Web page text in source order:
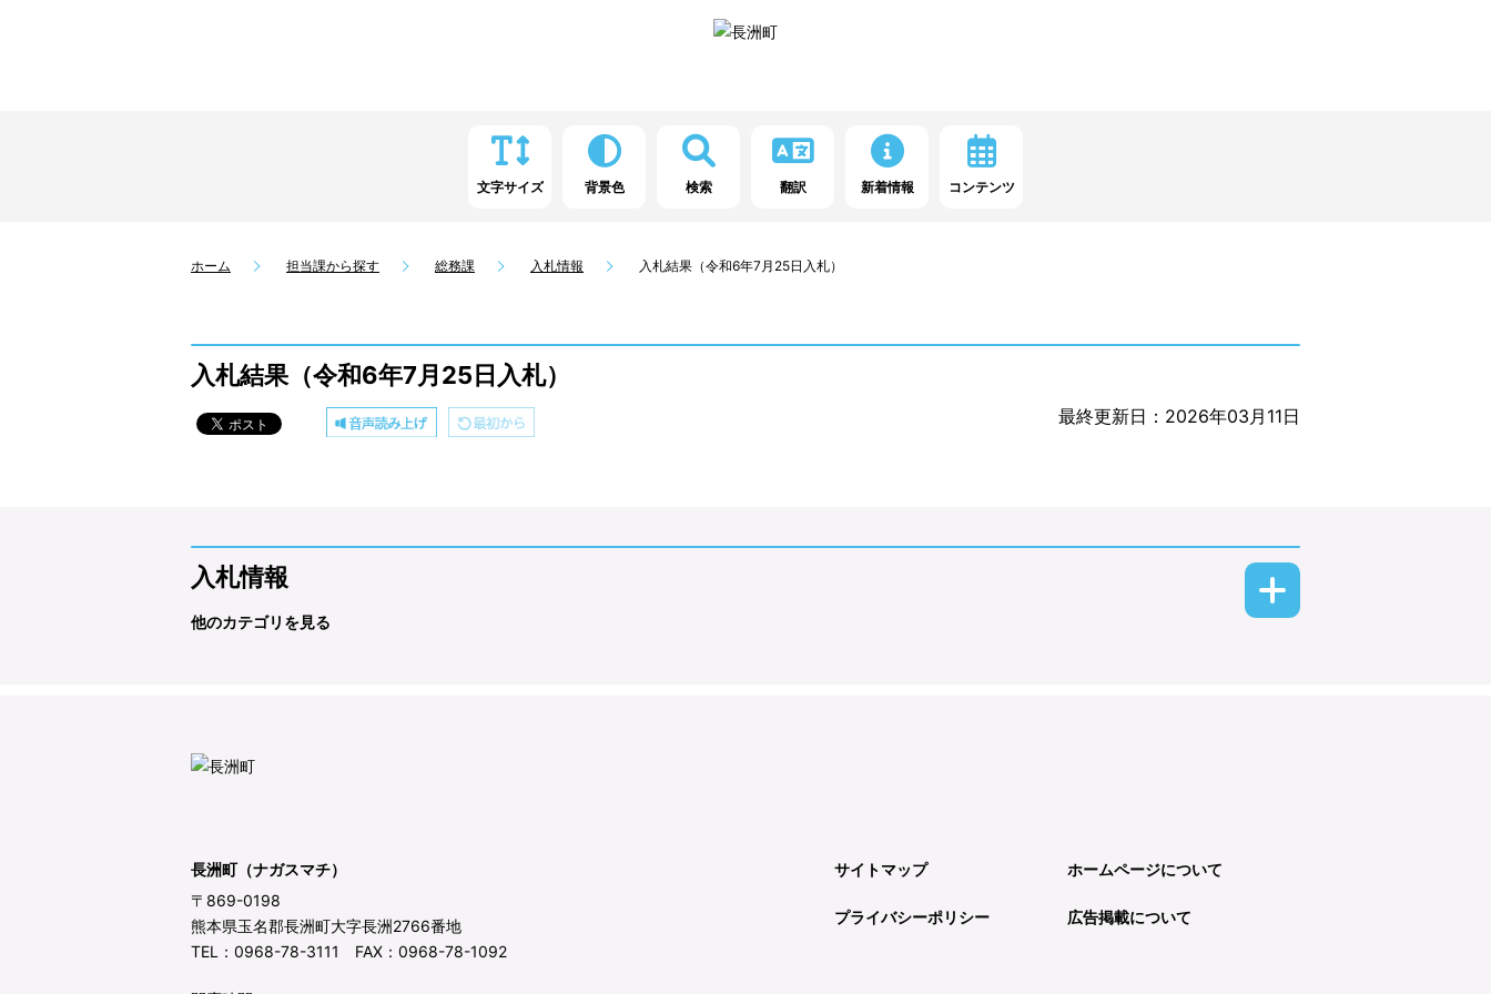
文字サイズ 背景色 検索 翻訳 新着情報 コンテンツ
ホーム 担当課から探す 総務課 入札情報 入札結果（令和6年7月25日入札）
入札結果（令和6年7月25日入札）
最終更新日：2026年03月11日
入札情報
他のカテゴリを見る
長洲町（ナガスマチ）
〒869-0198
熊本県玉名郡長洲町大字長洲2766番地
TEL：0968-78-3111 FAX：0968-78-1092
サイトマップ ホームページについて
プライバシーポリシー 広告掲載について